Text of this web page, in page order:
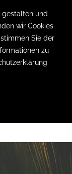
und
wir Cookies.
Sie der
zu